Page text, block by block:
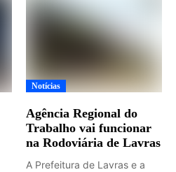
Notícias
Agência Regional do
Trabalho vai funcionar
na Rodoviária de Lavras
A Prefeitura de Lavras e a